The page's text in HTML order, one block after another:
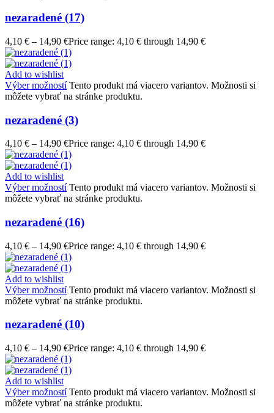
nezaradené (17)
4,10 € – 14,90 €Price range: 4,10 € through 14,90 €
Add to wishlist
Výber možností Tento produkt má viacero variantov. Možnosti si
môžete vybrať na stránke produktu.
nezaradené (3)
4,10 € – 14,90 €Price range: 4,10 € through 14,90 €
Add to wishlist
Výber možností Tento produkt má viacero variantov. Možnosti si
môžete vybrať na stránke produktu.
nezaradené (16)
4,10 € – 14,90 €Price range: 4,10 € through 14,90 €
Add to wishlist
Výber možností Tento produkt má viacero variantov. Možnosti si
môžete vybrať na stránke produktu.
nezaradené (10)
4,10 € – 14,90 €Price range: 4,10 € through 14,90 €
Add to wishlist
Výber možností Tento produkt má viacero variantov. Možnosti si
môžete vybrať na stránke produktu.